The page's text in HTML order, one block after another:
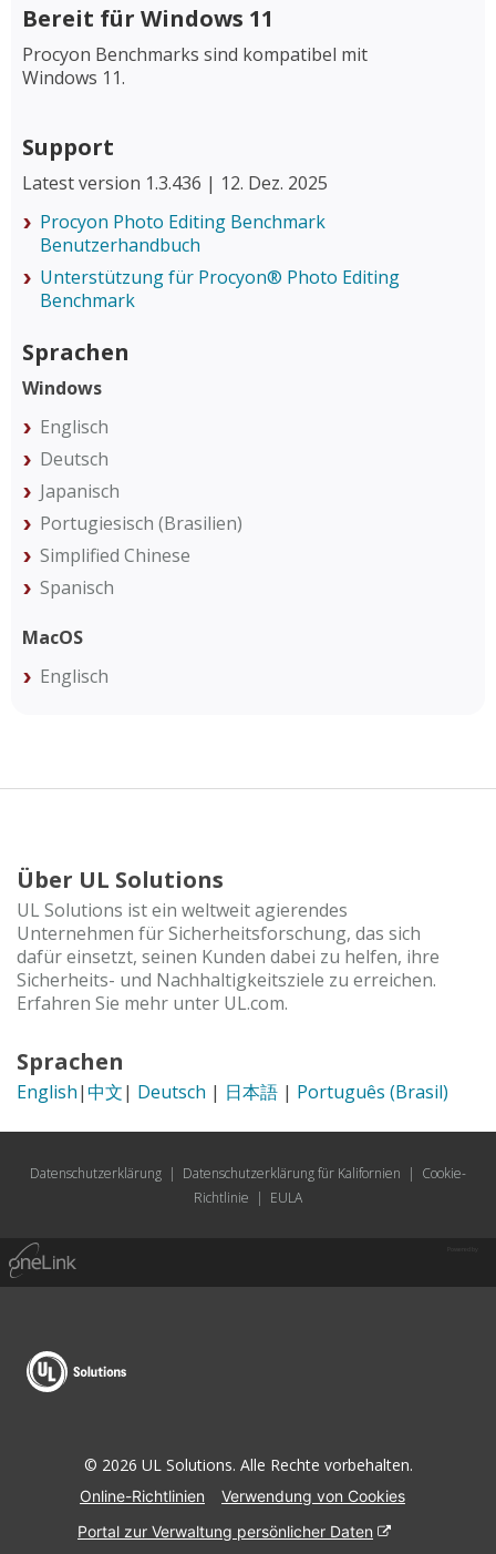
Bereit für Windows 11
Procyon Benchmarks sind kompatibel mit
Windows 11.
Support
Latest version 1.3.436 | 12. Dez. 2025
Procyon Photo Editing Benchmark
Benutzerhandbuch
Unterstützung für Procyon® Photo Editing
Benchmark
Sprachen
Windows
Englisch
Deutsch
Japanisch
Portugiesisch (Brasilien)
Simplified Chinese
Spanisch
MacOS
Englisch
Über UL Solutions
UL Solutions ist ein weltweit agierendes
Unternehmen für Sicherheitsforschung, das sich
dafür einsetzt, seinen Kunden dabei zu helfen, ihre
Sicherheits- und Nachhaltigkeitsziele zu erreichen.
Erfahren Sie mehr unter UL.com.
Sprachen
English|中文| Deutsch | 日本語 | Português (Brasil)
Datenschutzerklärung | Datenschutzerklärung für Kalifornien | Cookie-
Richtlinie | EULA
© 2026 UL Solutions. Alle Rechte vorbehalten.
Online-Richtlinien
Verwendung von Cookies
Portal zur Verwaltung persönlicher Daten